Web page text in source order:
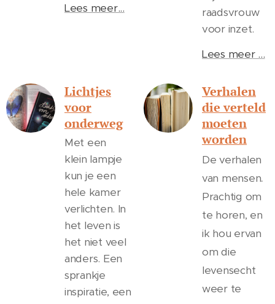
Lees meer...
raadsvrouw
voor inzet.
Lees meer ...
Lichtjes
voor
onderweg
Met een
klein lampje
kun je een
hele kamer
verlichten. In
het leven is
het niet veel
anders. Een
sprankje
inspiratie, een
Verhalen
die verteld
moeten
worden
De verhalen
van mensen.
Prachtig om
te horen, en
ik hou ervan
om die
levensecht
weer te